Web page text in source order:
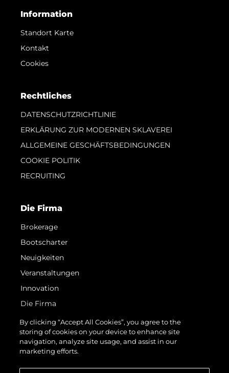
Information
Standort Karte
Kontakt
Cookies
Rechtliches
DATENSCHUTZRICHTLINIE
ERKLÄRUNG ZUR MODERNEN SKLAVEREI
ALLGEMEINE GESCHÄFTSBEDINGUNGEN
COOKIE POLITIK
RECRUITING
Die Firma
Brokerage
Bootscharter
Neuigkeiten
Veranstaltungen
Innovation
Die Firma
Das Team
Lifestyle
Geschichte
By clicking “Accept All Cookies”, you agree to the
storing of cookies on your device to enhance site
navigation, analyze site usage, and assist in our
marketing efforts.